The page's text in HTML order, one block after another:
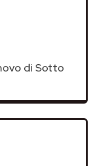
di Sotto